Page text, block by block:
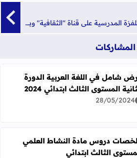
برنامج إعادة بث دروس التلفزة المدرسية على قناة "الثقافية" وبث دروس جديدة على قناتي "الأمازيغية" و"العيون" ليوم السبت 25 أبريل 2020
فرض شامل في اللغة العربية الدورة الثانية
شامل في اللغة العربية الدورة
المستوى الثالث ابتدائي 2024
28/05/2024
دروس مادة النشاط العلمي
الثالث ابتدائي